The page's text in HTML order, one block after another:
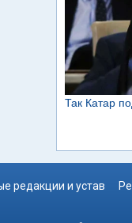
редакции и устав